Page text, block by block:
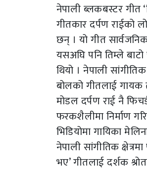
नेपाली ब्लकबस्टर गीत
गीतकार दर्पण राईको
छन् । यो गीत
यसअघि पनि तिम्ले
थियो । नेपाली
बोलको गीतलाई गायक
मोडल दर्पण राई नै
फरकशैलीमा निर्माण
भिडियोमा गायिका
नेपाली सांगीतिक
भए’ गीतलाई दर्शक